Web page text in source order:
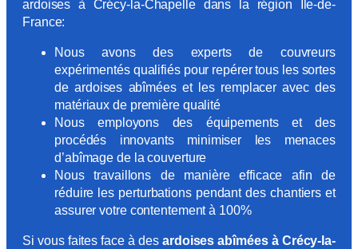
ardoises à Crécy-la-Chapelle dans la région Île-de-
France:
Nous avons des experts de couvreurs
expérimentés qualifiés pour repérer tous les sortes
de ardoises abîmées et les remplacer avec des
matériaux de première qualité
Nous employons des équipements et des
procédés innovants minimiser les menaces
d’abîmage de la couverture
Nous travaillons de manière efficace afin de
réduire les perturbations pendant des chantiers et
assurer votre contentement à 100%
Si vous faites face à des ardoises abîmées à Crécy-la-